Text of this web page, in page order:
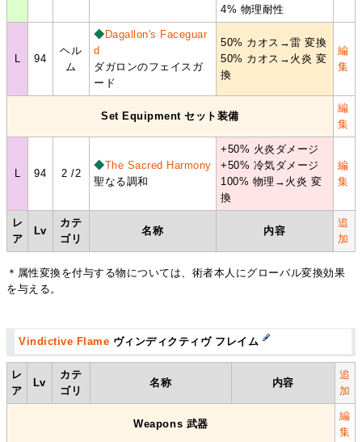
レ
ア
Lv
カテ
ゴリ
名称 内容
追
加
4% 物理耐性
L 94
ヘル
ム
◆ Dagallon's Faceguar
d
ダガロンのフェイスガ
ード
50% カオス→雷 変換
50% カオス→火炎 変
換
編
集
Set Equipment セット装備
編
集
L 94 2 /2
◆The Sacred Harmony
聖なる調和
+50% 火炎ダメージ
+50% 冷気ダメージ
100% 物理→火炎 変
換
編
集
＊属性変換を付与する物については、術者本人にグローバル変換効果
を与える。
Vindictive Flame ヴィンディクティヴ フレイム
レ
ア
Lv
カテ
ゴリ
名称 内容
追
加
Weapons 武器
編
集